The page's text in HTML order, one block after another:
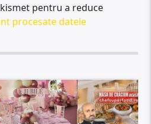
pentru a reduce
procesate datele